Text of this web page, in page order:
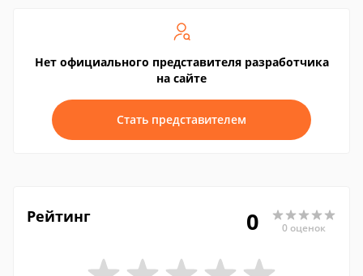
Нет официального представителя разработчика
на сайте
Стать представителем
Рейтинг 0 0 оценок